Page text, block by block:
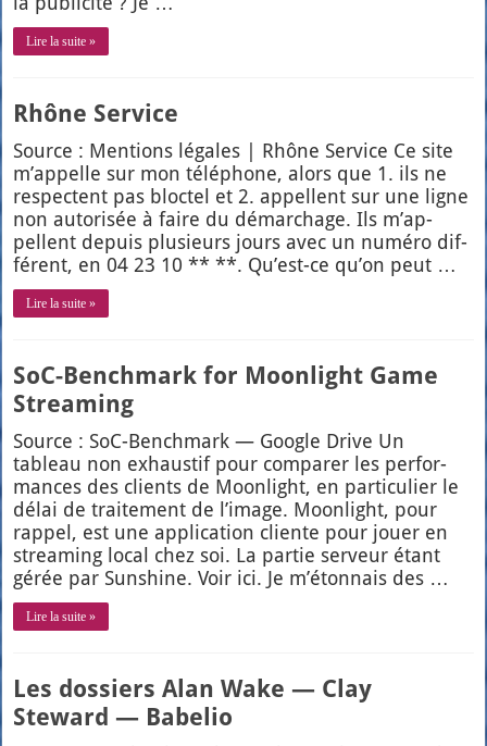
Lire la suite »
Rhône Service
Source : Men­tions légales | Rhône Ser­vice Ce site
m’ap­pelle sur mon télé­phone, alors que 1. ils ne
res­pectent pas bloc­tel et 2. appellent sur une ligne
non auto­ri­sée à faire du démar­chage. Ils m’ap­
pellent depuis plu­sieurs jours avec un numé­ro dif­
fé­rent, en 04 23 10 ** **. Qu’est-ce qu’on peut …
Lire la suite »
SoC-Benchmark for Moonlight Game
Streaming
Source : SoC-Bench­mark — Google Drive Un
tableau non exhaus­tif pour com­pa­rer les per­for­
mances des clients de Moon­light, en par­ti­cu­lier le
délai de trai­te­ment de l’i­mage. Moon­light, pour
rap­pel, est une appli­ca­tion cliente pour jouer en
strea­ming local chez soi. La par­tie ser­veur étant
gérée par Sun­shine. Voir ici. Je m’é­ton­nais des …
Lire la suite »
Les dossiers Alan Wake — Clay
Steward — Babelio